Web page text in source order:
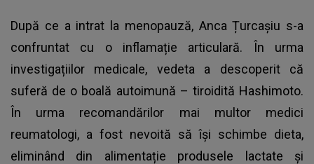
După ce a intrat la menopauză, Anca Țurcașiu s-a
confruntat cu o inflamație articulară. În urma
investigațiilor medicale, vedeta a descoperit că
suferă de o boală autoimună – tiroidită Hashimoto.
În urma recomandărilor mai multor medici
reumatologi, a fost nevoită să își schimbe dieta,
eliminând din alimentație produsele lactate și